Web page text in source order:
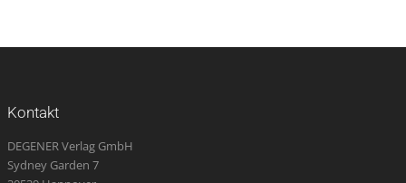
Kontakt
DEGENER Verlag GmbH
Sydney Garden 7